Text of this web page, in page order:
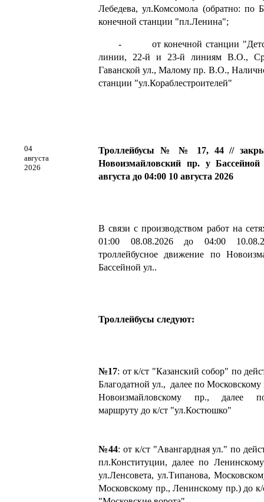
Лебедева, ул.Комсомола (обратно: по
конечной станции "пл.Ленина";
- от конечной станции
линии, 22-й и 23-й линиям В.О.,
Гаванской ул., Малому пр. В.О.,
станции "ул.Кораблестроителей"
04
августа
2026
Троллейбусы № № 17, 44 //
Новоизмайловский пр. у
августа до 04:00 10 августа 2026
В связи с производством работ на
01:00 08.08.2026 до 04:00
троллейбусное движение по
Бассейной ул..
Троллейбусы следуют:
№17: от к/ст "Казанский собор" по
Благодатной ул., далее по Московскому
Новоизмайловскому пр., далее
маршруту до к/ст "ул.Костюшко"
№44: от к/ст "Авангардная ул." по
пл.Конституции, далее по
ул.Ленсовета, ул.Типанова,
Московскому пр., Ленинскому пр.) до